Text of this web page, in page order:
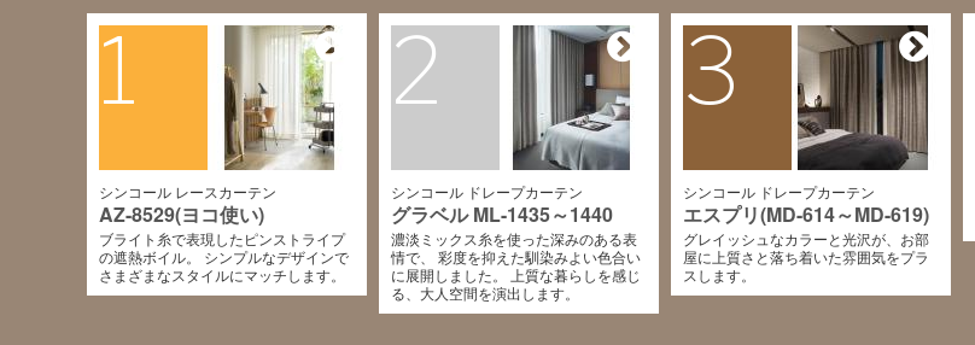
1
シンコール レースカーテン
AZ-8529(ヨコ使い)
ブライト糸で表現したピンストライプ
の遮熱ボイル。 シンプルなデザインで
さまざまなスタイルにマッチします。
2
シンコール ドレープカーテン
グラベル ML-1435～1440
濃淡ミックス糸を使った深みのある表
情で、 彩度を抑えた馴染みよい色合い
に展開しました。 上質な暮らしを感じ
る、大人空間を演出します。
3
シンコール ドレープカーテン
エスプリ(MD-614～MD-619)
グレイッシュなカラーと光沢が、お部
屋に上質さと落ち着いた雰囲気をプラ
スします。